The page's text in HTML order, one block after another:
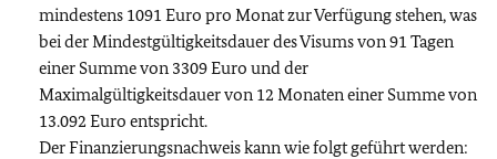
mindestens 1091 Euro pro Monat zur Verfügung stehen, was
bei der Mindestgültigkeitsdauer des Visums von 91 Tagen
einer Summe von 3309 Euro und der
Maximalgültigkeitsdauer von 12 Monaten einer Summe von
13.092 Euro entspricht.
Der Finanzierungsnachweis kann wie folgt geführt werden: